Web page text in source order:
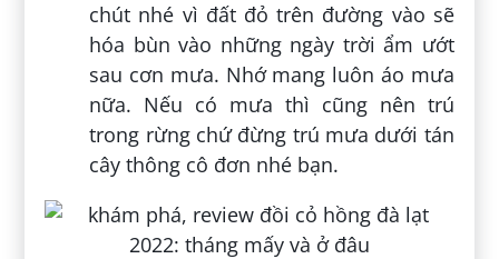
chút nhé vì đất đỏ trên đường vào sẽ
hóa bùn vào những ngày trời ẩm ướt
sau cơn mưa. Nhớ mang luôn áo mưa
nữa. Nếu có mưa thì cũng nên trú
trong rừng chứ đừng trú mưa dưới tán
cây thông cô đơn nhé bạn.